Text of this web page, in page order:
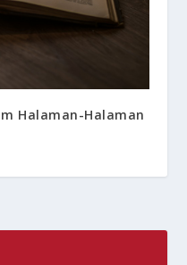
Halaman-Halaman